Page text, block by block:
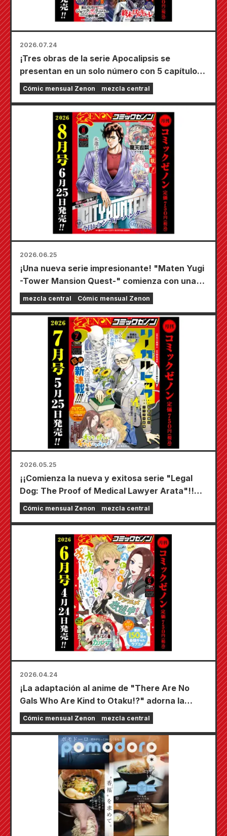
2026.07.24
¡Tres obras de la serie Apocalipsis se
presentan en un solo número con 5 capítulos!
¡El número de septiembre de 2026 de
"Monthly Comic Zenon" sale a la venta el 24
de julio!
Cómic mensual Zenon mezcla central
2026.06.25
¡Una nueva serie impresionante! "Maten Yugi
-Tower Mansion Quest-" comienza con una
doble página a color. La nueva serie "Limpieza
de oídos en 3 minutos después de la reunión"
también aparece a color en la mitad del
número. ¡"Monthly Comic Zenon, número de
agosto de 2026" sale a la venta el 25 de junio!
mezcla central Cómic mensual Zenon
2026.05.25
¡¡Comienza la nueva y exitosa serie "Legal
Dog: The Proof of Medical Lawyer Arata"!!
¡¡El número de julio de 2026 de "Monthly
Comic Zenon" sale a la venta el 25 de mayo!!
Cómic mensual Zenon mezcla central
2026.04.24
¡La adaptación al anime de "There Are No
Gals Who Are Kind to Otaku!?" adorna la
portada! ¡"Monthly Comic Zenon June 2026
Issue" sale a la venta el 24 de abril!
Cómic mensual Zenon mezcla central